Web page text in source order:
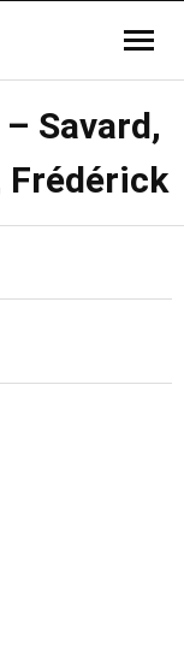
Savard,
Frédérick